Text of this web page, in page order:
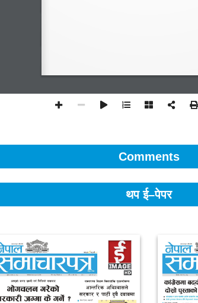
Comments
थप ई–पेपर